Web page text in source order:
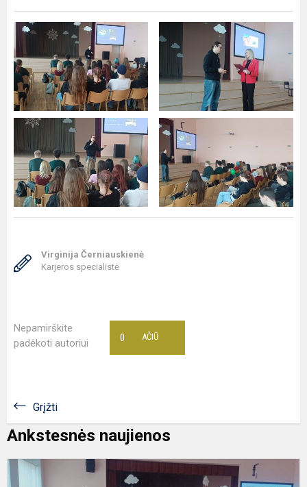
Virginija Černiauskienė
Karjeros specialistė
Nepamirškite
padėkoti autoriui
AČIŪ
0
Grįžti
Ankstesnės naujienos